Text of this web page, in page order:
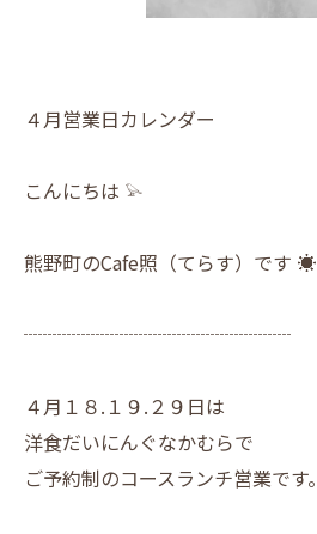
４月営業日カレンダー
こんにちは 𓅫
熊野町のCafe照（てらす）です ☀︎
┈┈┈┈┈┈┈┈┈┈┈┈┈┈
４月１８.１９.２９日は
洋食だいにんぐなかむらで
ご予約制のコースランチ営業です。